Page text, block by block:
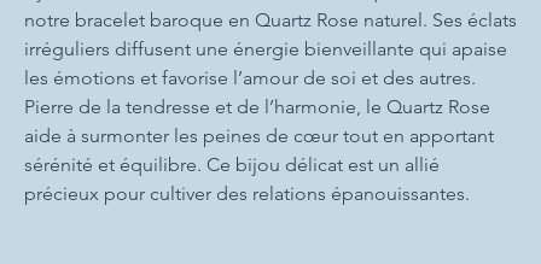
notre bracelet baroque en Quartz Rose naturel. Ses éclats
irréguliers diffusent une énergie bienveillante qui apaise
les émotions et favorise l’amour de soi et des autres.
Pierre de la tendresse et de l’harmonie, le Quartz Rose
aide à surmonter les peines de cœur tout en apportant
sérénité et équilibre. Ce bijou délicat est un allié
précieux pour cultiver des relations épanouissantes.